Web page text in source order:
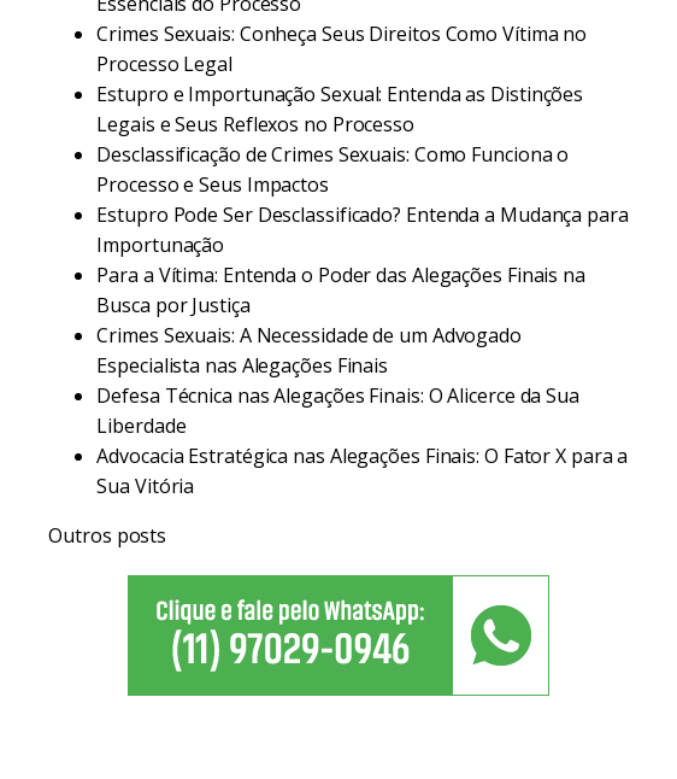
Crimes Sexuais: Conheça Seus Direitos Como Vítima no
Processo Legal
Estupro e Importunação Sexual: Entenda as Distinções
Legais e Seus Reflexos no Processo
Desclassificação de Crimes Sexuais: Como Funciona o
Processo e Seus Impactos
Estupro Pode Ser Desclassificado? Entenda a Mudança para
Importunação
Para a Vítima: Entenda o Poder das Alegações Finais na
Busca por Justiça
Crimes Sexuais: A Necessidade de um Advogado
Especialista nas Alegações Finais
Defesa Técnica nas Alegações Finais: O Alicerce da Sua
Liberdade
Advocacia Estratégica nas Alegações Finais: O Fator X para a
Sua Vitória
Outros posts